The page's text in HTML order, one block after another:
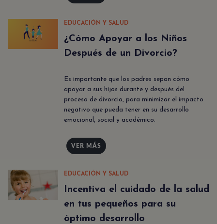
EDUCACIÓN Y SALUD
¿Cómo Apoyar a los Niños
Después de un Divorcio?
Es importante que los padres sepan cómo
apoyar a sus hijos durante y después del
proceso de divorcio, para minimizar el impacto
negativo que pueda tener en su desarrollo
emocional, social y académico.
VER MÁS
EDUCACIÓN Y SALUD
Incentiva el cuidado de la salud
en tus pequeños para su
óptimo desarrollo